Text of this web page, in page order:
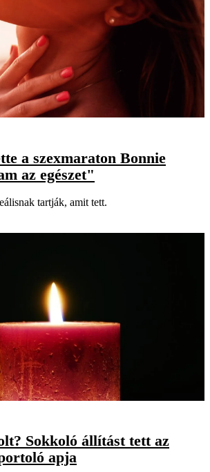
a szexmaraton Bonnie
az egészet"
tartják, amit tett.
Sokkoló állítást tett az
apja